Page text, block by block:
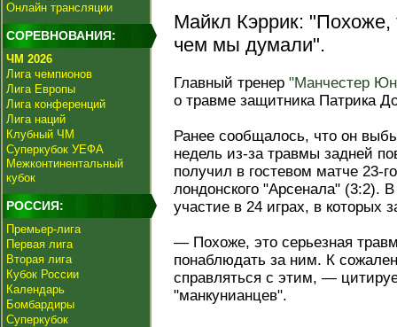
Онлайн трансляции
СОРЕВНОВАНИЯ:
ЧМ 2026
Лига чемпионов
Лига Европы
Лига конференций
Лига наций
Клубный ЧМ
Суперкубок УЕФА
Межконтинентальный
кубок
РОССИЯ:
Премьер-лига
Первая лига
Вторая лига
Кубок России
Календарь
Бомбардиры
Суперкубок
Майкл Кэррик: "Похоже,
чем мы думали".
Главный тренер "Манчестер
о травме защитника Патрика
Ранее сообщалось, что он
недель из-за травмы задней
получил в гостевом матче 23-
лондонского "Арсенала" (3:2).
участие в 24 играх, в которых
— Похоже, это серьезная
понаблюдать за ним. К
справляться с этим, —
"манкунианцев".